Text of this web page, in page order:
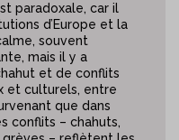
paradoxale, car il
d’Europe et la
souvent
mais il y a
et de conflits
et culturels, entre
que dans
conflits – chahuts,